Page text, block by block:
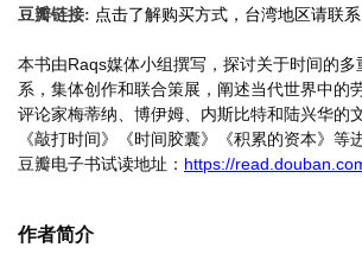
豆瓣链接: 点击了解购买方式，台湾地区请联系
本书由Raqs媒体小组撰写，探讨关于时间的
系，集体创作和联合策展，阐述当代世界中的
评论家梅蒂纳、博伊姆、内斯比特和陆兴华的
《敲打时间》《时间胶囊》《积累的资本》等
豆瓣电子书试读地址： https://
作者简介